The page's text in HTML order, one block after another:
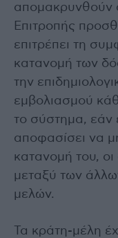
απομακρυνθούν
Επιτροπής
επιτρέπει τη
κατανομή των
την
εμβολιασμού
το σύστημα, εάν
αποφασίσει να
κατανομή του, οι
μεταξύ των
μελών.
Τα κράτη-μέλη